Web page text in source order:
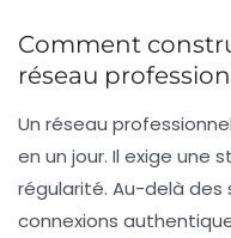
Comment
réseau
Un réseau
en un jour. Il exige une
régularité. Au-delà
connexions